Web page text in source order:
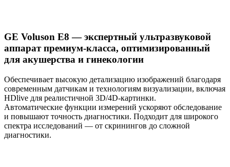
GE Voluson E8 — экспертный ультразвуковой
аппарат премиум-класса, оптимизированный
для акушерства и гинекологии
Обеспечивает высокую детализацию изображений благодаря
современным датчикам и технологиям визуализации, включая
HDlive для реалистичной 3D/4D-картинки.
Автоматические функции измерений ускоряют обследование
и повышают точность диагностики. Подходит для широкого
спектра исследований — от скринингов до сложной
диагностики.